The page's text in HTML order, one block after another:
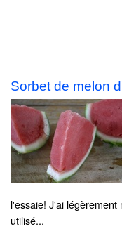
Sorbet de melon
l'essaie! J'ai
utilisé...